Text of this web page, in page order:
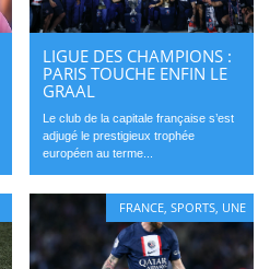
LIGUE DES CHAMPIONS :
PARIS TOUCHE ENFIN LE
GRAAL
Le club de la capitale française s’est
adjugé le prestigieux trophée
européen au terme...
FRANCE,SPORTS, UNE